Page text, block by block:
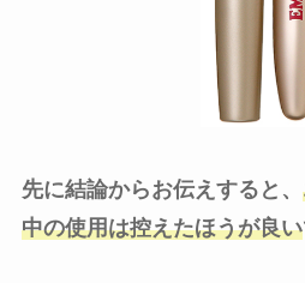
先に結論からお伝えすると、
中の使用は控えたほうが良い